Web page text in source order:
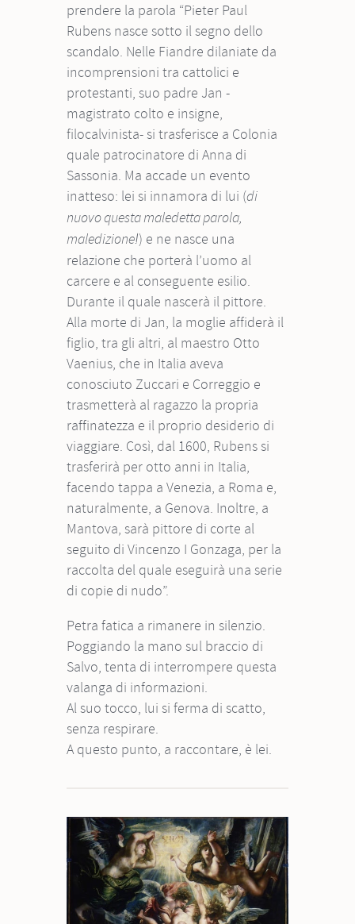
prendere la parola “Pieter Paul
Rubens nasce sotto il segno dello
scandalo. Nelle Fiandre dilaniate da
incomprensioni tra cattolici e
protestanti, suo padre Jan -
magistrato colto e insigne,
filocalvinista- si trasferisce a Colonia
quale patrocinatore di Anna di
Sassonia. Ma accade un evento
inatteso: lei si innamora di lui (di
nuovo questa maledetta parola,
maledizione!) e ne nasce una
relazione che porterà l’uomo al
carcere e al conseguente esilio.
Durante il quale nascerà il pittore.
Alla morte di Jan, la moglie affiderà il
figlio, tra gli altri, al maestro Otto
Vaenius, che in Italia aveva
conosciuto Zuccari e Correggio e
trasmetterà al ragazzo la propria
raffinatezza e il proprio desiderio di
viaggiare. Così, dal 1600, Rubens si
trasferirà per otto anni in Italia,
facendo tappa a Venezia, a Roma e,
naturalmente, a Genova. Inoltre, a
Mantova, sarà pittore di corte al
seguito di Vincenzo I Gonzaga, per la
raccolta del quale eseguirà una serie
di copie di nudo”.
Petra fatica a rimanere in silenzio.
Poggiando la mano sul braccio di
Salvo, tenta di interrompere questa
valanga di informazioni.
Al suo tocco, lui si ferma di scatto,
senza respirare.
A questo punto, a raccontare, è lei.